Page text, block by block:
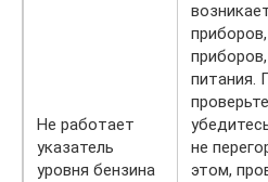
Не работает
указатель
уровня бензина
питания.
не
этом,